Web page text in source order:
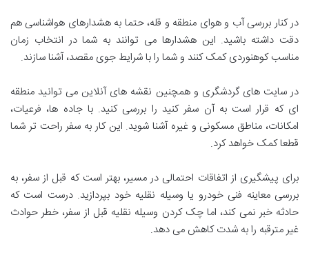
در کنار بررسی آب و هوای منطقه و قله، حتما به هشدارهای هواشناسی هم
دقت داشته باشید. این هشدارها می توانند به شما در انتخاب زمان
مناسب کوهنوردی کمک کنند و شما را با شرایط جوی مقصد، آشنا سازند.
در سایت های گردشگری و همچنین نقشه های آنلاین می توانید منطقه
ای که قرار است به آن سفر کنید را بررسی کنید. با جاده ها، فرعیات،
امکانات، مناطق مسکونی و غیره آشنا شوید. این کار به سفر راحت تر شما
قطعا کمک خواهد کرد.
برای پیشگیری از اتفاقات احتمالی در مسیر، بهتر است که قبل از سفر، به
بررسی معاینه فنی خودرو یا وسیله نقلیه خود بپردازید. درست است که
حادثه خبر نمی کند، اما چک کردن وسیله نقلیه قبل از سفر، خطر حوادث
غیر مترقبه را به شدت کاهش می دهد.